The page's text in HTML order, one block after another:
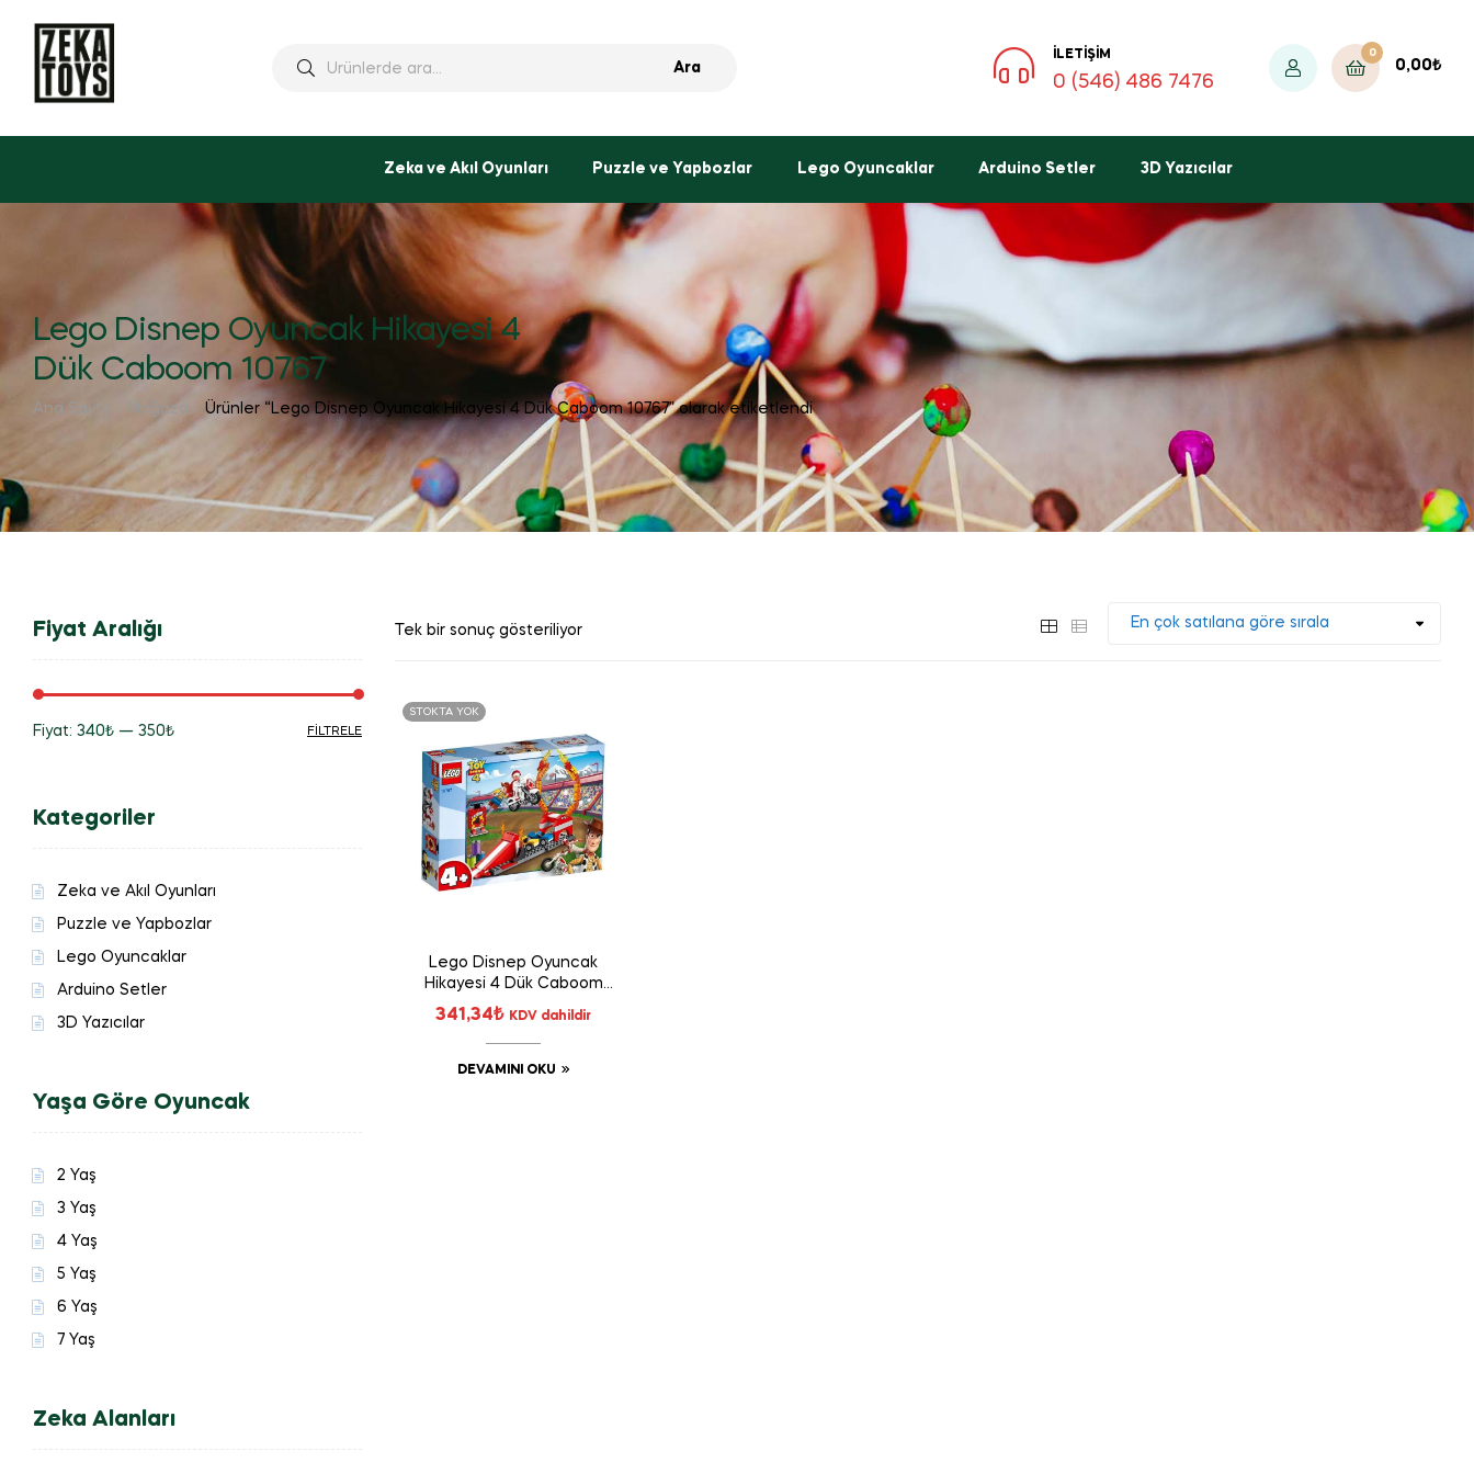
Ara
İLETIŞIM
0 (546) 486 7476
0
0,00₺
Zeka ve Akıl Oyunları Puzzle ve Yapbozlar Lego Oyuncaklar Arduino Setler 3D Yazıcılar
Lego Disnep Oyuncak Hikayesi 4
Dük Caboom 10767
Ana Sayfa Mağaza Ürünler “Lego Disnep Oyuncak Hikayesi 4 Dük Caboom 10767” olarak etiketlendi
Tek bir sonuç gösteriliyor
STOKTA YOK
Lego Disnep Oyuncak
Hikayesi 4 Dük Caboom
10767
341,34₺ KDV dahildir
DEVAMINI OKU
Fiyat Aralığı
FILTRELE
Fiyat: 340₺ — 350₺
Kategoriler
Zeka ve Akıl Oyunları
Puzzle ve Yapbozlar
Lego Oyuncaklar
Arduino Setler
3D Yazıcılar
Yaşa Göre Oyuncak
2 Yaş
3 Yaş
4 Yaş
5 Yaş
6 Yaş
7 Yaş
Zeka Alanları